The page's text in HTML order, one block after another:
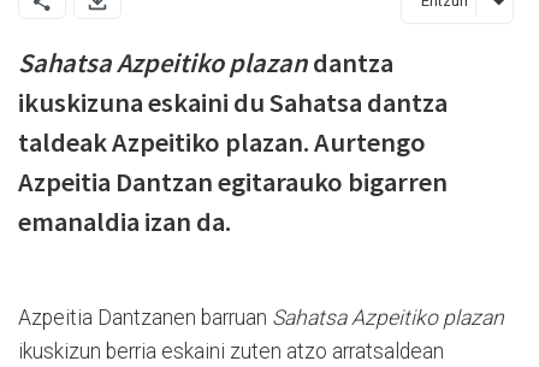
Sahatsa Azpeitiko plazandantza
ikuskizuna eskaini du Sahatsa dantza
taldeak Azpeitiko plazan. Aurtengo
Azpeitia Dantzan egitarauko bigarren
emanaldia izan da.
Azpeitia Dantzanen barruan Sahatsa Azpeitiko plazan
ikuskizun berria eskaini zuten atzo arratsaldean